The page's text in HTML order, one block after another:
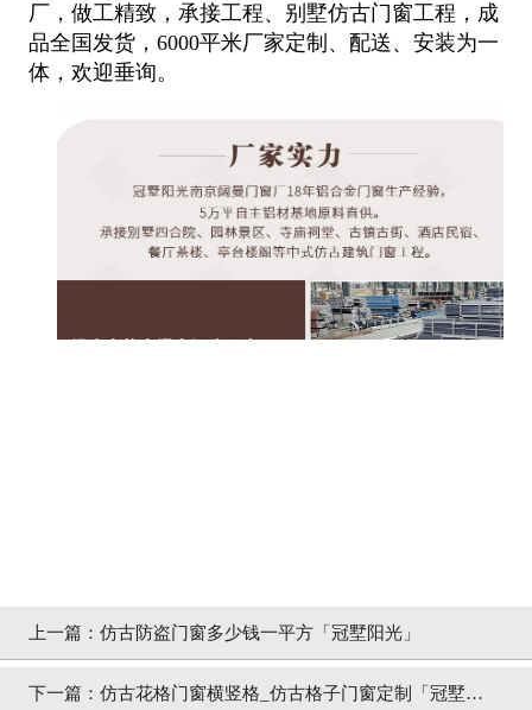
厂，做工精致，承接工程、别墅仿古门窗工程，成
品全国发货，6000平米厂家定制、配送、安装为一
体，欢迎垂询。
上一篇： 仿古防盗门窗多少钱一平方「冠墅阳光」
下一篇： 仿古花格门窗横竖格_仿古格子门窗定制「冠墅阳